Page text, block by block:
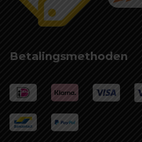
Betalingsmethoden